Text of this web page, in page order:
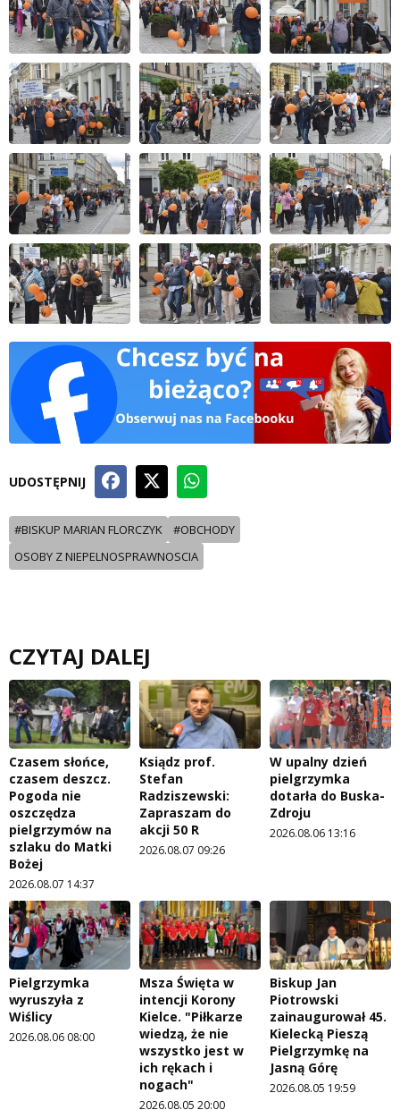
UDOSTĘPNIJ
#BISKUP MARIAN FLORCZYK
#OBCHODY
OSOBY Z NIEPELNOSPRAWNOSCIA
CZYTAJ DALEJ
Czasem słońce,
czasem deszcz.
Pogoda nie
oszczędza
pielgrzymów na
szlaku do Matki
Bożej
2026.08.07 14:37
Ksiądz prof.
Stefan
Radziszewski:
Zapraszam do
akcji 50 R
2026.08.07 09:26
W upalny dzień
pielgrzymka
dotarła do Buska-
Zdroju
2026.08.06 13:16
Pielgrzymka
wyruszyła z
Wiślicy
2026.08.06 08:00
Msza Święta w
intencji Korony
Kielce. "Piłkarze
wiedzą, że nie
wszystko jest w
ich rękach i
nogach"
2026.08.05 20:00
Biskup Jan
Piotrowski
zainaugurował 45.
Kielecką Pieszą
Pielgrzymkę na
Jasną Górę
2026.08.05 19:59